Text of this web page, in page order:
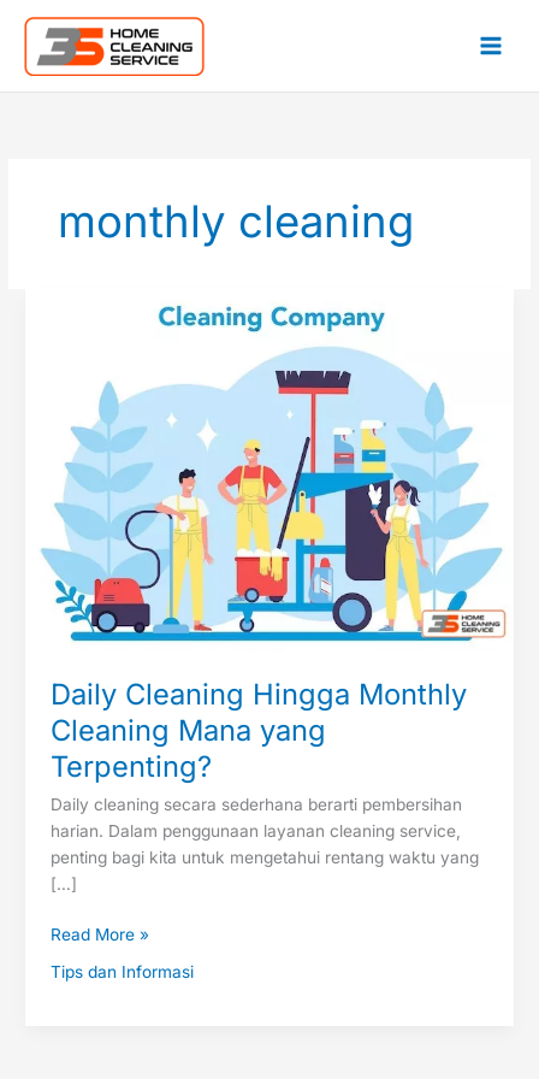
konten
monthly cleaning
Daily Cleaning Hingga Monthly
Cleaning Mana yang
Terpenting?
Daily cleaning secara sederhana berarti pembersihan
harian. Dalam penggunaan layanan cleaning service,
penting bagi kita untuk mengetahui rentang waktu yang
[…]
Monthly
Cleaning
Mana
yang
Terpenting?
Read More »
Tips dan Informasi